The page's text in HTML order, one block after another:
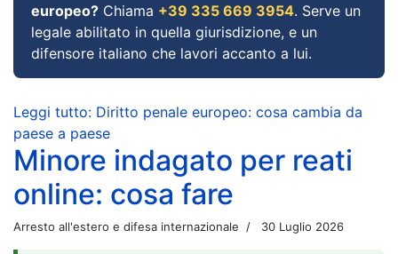
europeo? Chiama +39 335 669 3954. Serve un
legale abilitato in quella giurisdizione, e un
difensore italiano che lavori accanto a lui.
Leggi tutto: Diritto penale europeo: cosa cambia da
paese a paese
Minore indagato per reati
online: cosa fare
Arresto all'estero e difesa internazionale 30 Luglio 2026